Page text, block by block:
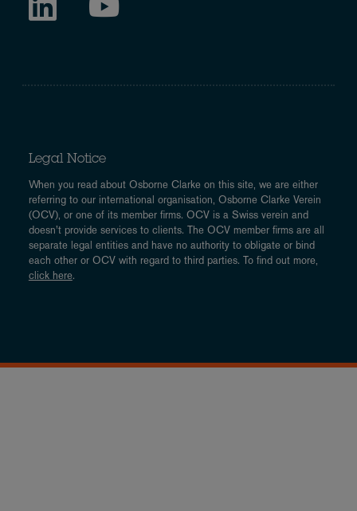
Legal Notice
When you read about Osborne Clarke on this site, we are either
referring to our international organisation, Osborne Clarke Verein
(OCV), or one of its member firms. OCV is a Swiss verein and
doesn’t provide services to clients. The OCV member firms are all
separate legal entities and have no authority to obligate or bind
each other or OCV with regard to third parties. To find out more,
click here.